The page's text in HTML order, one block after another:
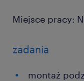
Miejsce pracy:
zadania
montaż